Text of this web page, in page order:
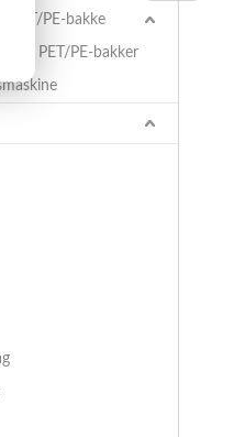
PET/PE-bakke
til PET/PE-bakker